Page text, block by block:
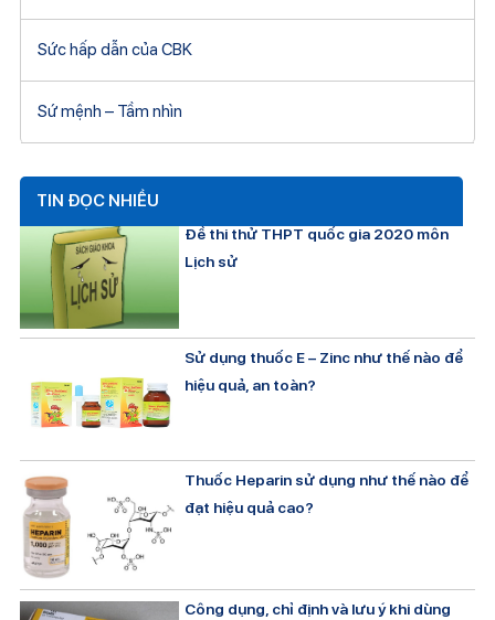
Sức hấp dẫn của CBK
Sứ mệnh – Tầm nhìn
TIN ĐỌC NHIỀU
Đề thi thử THPT quốc gia 2020 môn
Lịch sử
Sử dụng thuốc E – Zinc như thế nào để
hiệu quả, an toàn?
Thuốc Heparin sử dụng như thế nào để
đạt hiệu quả cao?
Công dụng, chỉ định và lưu ý khi dùng